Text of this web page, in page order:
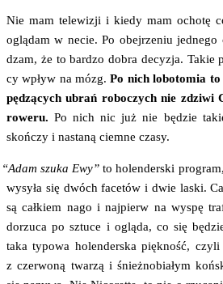
Nie mam tele­wi­zji i kie­dy mam ocho­tę
oglą­dam w necie. Po obej­rze­niu
dzam, że to bar­dzo dobra decy­zja. Takie
cy wpływ na mózg.Po nich lobo­to­mia to
pędzą­cych ubrań robo­czych nie zdzi­wi
rowe­ru. Po nich nic już nie będzie
skoń­czy i nasta­ną ciem­ne czasy.
“Adam szu­ka Ewy” to holen­der­ski
wysy­ła się dwóch face­tów i dwie laski.
są cał­kiem nago i naj­pierw na wyspę
dorzu­ca po sztu­ce i oglą­da, co się
taka typo­wa holen­der­ska pięk­ność, czy­li
z czer­wo­ną twa­rzą i śnież­no­bia­łym